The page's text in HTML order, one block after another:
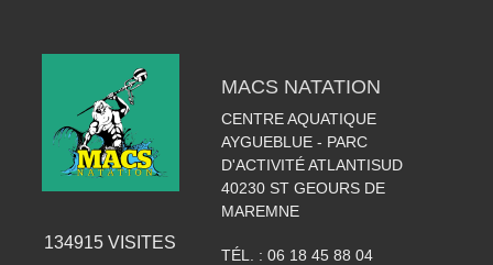
134915 VISITES
MACS NATATION
CENTRE AQUATIQUE
AYGUEBLUE - PARC
D'ACTIVITÉ ATLANTISUD
40230 ST GEOURS DE
MAREMNE
TÉL. : 06 18 45 88 04